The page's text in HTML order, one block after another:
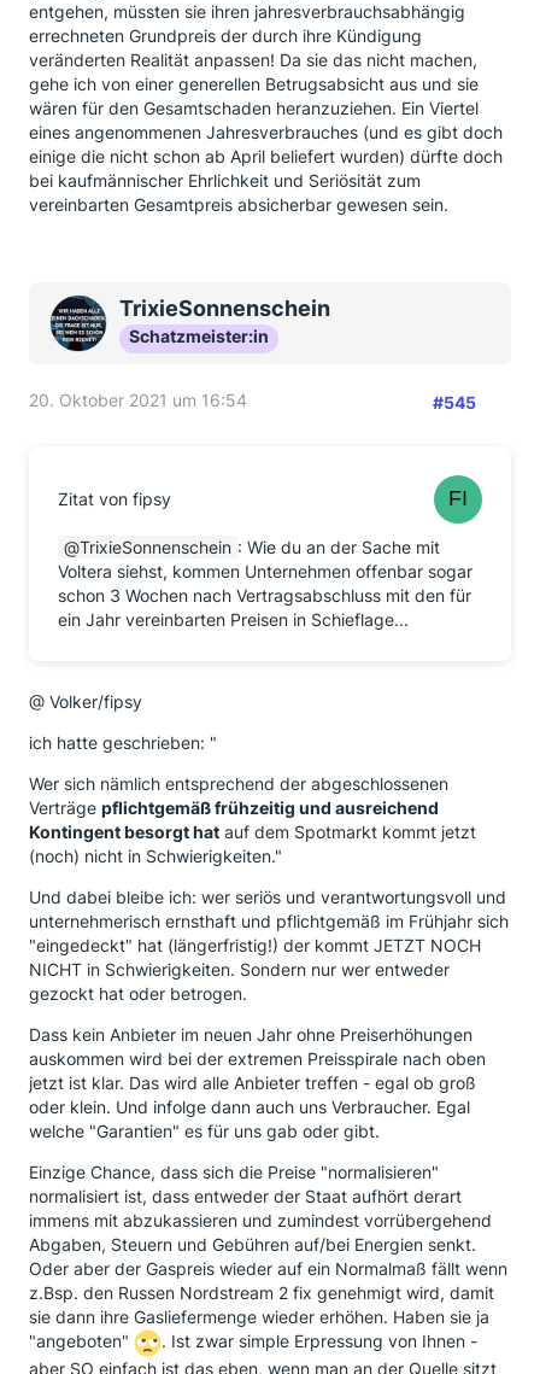
entgehen, müssten sie ihren jahresverbrauchsabhängig
errechneten Grundpreis der durch ihre Kündigung
veränderten Realität anpassen! Da sie das nicht machen,
gehe ich von einer generellen Betrugsabsicht aus und sie
wären für den Gesamtschaden heranzuziehen. Ein Viertel
eines angenommenen Jahresverbrauches (und es gibt doch
einige die nicht schon ab April beliefert wurden) dürfte doch
bei kaufmännischer Ehrlichkeit und Seriösität zum
vereinbarten Gesamtpreis absicherbar gewesen sein.
TrixieSonnenschein
Schatzmeister:in
20. Oktober 2021 um 16:54 #545
Zitat von fipsy
TrixieSonnenschein : Wie du an der Sache mit
Voltera siehst, kommen Unternehmen offenbar sogar
schon 3 Wochen nach Vertragsabschluss mit den für
ein Jahr vereinbarten Preisen in Schieflage...
@ Volker/fipsy
ich hatte geschrieben: "
Wer sich nämlich entsprechend der abgeschlossenen
Verträge pflichtgemäß frühzeitig und ausreichend
Kontingent besorgt hat auf dem Spotmarkt kommt jetzt
(noch) nicht in Schwierigkeiten."
Und dabei bleibe ich: wer seriös und verantwortungsvoll und
unternehmerisch ernsthaft und pflichtgemäß im Frühjahr sich
"eingedeckt" hat (längerfristig!) der kommt JETZT NOCH
NICHT in Schwierigkeiten. Sondern nur wer entweder
gezockt hat oder betrogen.
Dass kein Anbieter im neuen Jahr ohne Preiserhöhungen
auskommen wird bei der extremen Preisspirale nach oben
jetzt ist klar. Das wird alle Anbieter treffen - egal ob groß
oder klein. Und infolge dann auch uns Verbraucher. Egal
welche "Garantien" es für uns gab oder gibt.
Einzige Chance, dass sich die Preise "normalisieren"
normalisiert ist, dass entweder der Staat aufhört derart
immens mit abzukassieren und zumindest vorrübergehend
Abgaben, Steuern und Gebühren auf/bei Energien senkt.
Oder aber der Gaspreis wieder auf ein Normalmaß fällt wenn
z.Bsp. den Russen Nordstream 2 fix genehmigt wird, damit
sie dann ihre Gasliefermenge wieder erhöhen. Haben sie ja
"angeboten"
. Ist zwar simple Erpressung von Ihnen -
aber SO einfach ist das eben, wenn man an der Quelle sitzt